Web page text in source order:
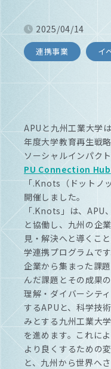
2025/04/14
連携事業 イ
APUと九州工業大学
年度大学教育再生戦
ソーシャルインパク
PU Connection Hub
「.Knots（ドットノ
開催しました。
「.Knots」は、APU
と協働し、九州の企
見・解決へと導くこ
学連携プログラムで
企業から集まった課
んだ課題とその成果
理解・ダイバーシテ
するAPUと、科学技
みとする九州工業大
を進めます。これに
より良くするための
と、九州から世界へ